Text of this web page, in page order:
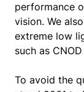
performance
vision. We
extreme low
such as
To avoid the